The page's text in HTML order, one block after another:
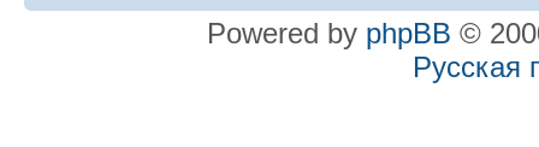
Powered by phpBB ©
Русская